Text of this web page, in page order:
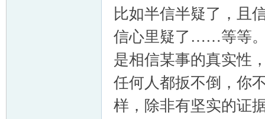
比如半信半疑了，且
信心里疑了……等等。
是相信某事的真实性
任何人都扳不倒，你
样，除非有坚实的证